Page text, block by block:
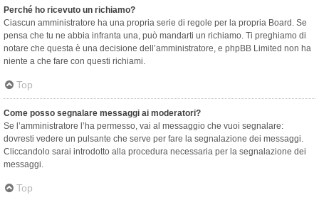
Perché ho ricevuto un richiamo?
Ciascun amministratore ha una propria serie di regole per la propria Board. Se
pensa che tu ne abbia infranta una, può mandarti un richiamo. Ti preghiamo di
notare che questa è una decisione dell’amministratore, e phpBB Limited non ha
niente a che fare con questi richiami.
Top
Come posso segnalare messaggi ai moderatori?
Se l’amministratore l’ha permesso, vai al messaggio che vuoi segnalare:
dovresti vedere un pulsante che serve per fare la segnalazione dei messaggi.
Cliccandolo sarai introdotto alla procedura necessaria per la segnalazione dei
messaggi.
Top